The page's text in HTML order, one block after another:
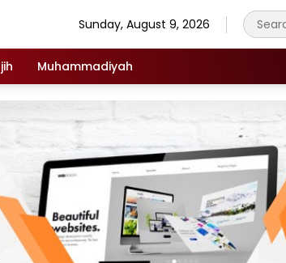
Sunday, August 9, 2026
Muhammadiyah